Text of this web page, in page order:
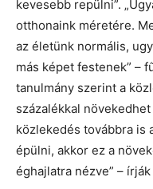
kevesebb repülni”.
otthonaink méretére.
az életünk normális,
más képet festenek” –
tanulmány szerint a
százalékkal
közlekedés továbbra is
épülni, akkor ez a
éghajlatra nézve” –